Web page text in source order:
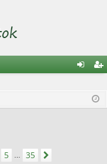
ис
35
5 35